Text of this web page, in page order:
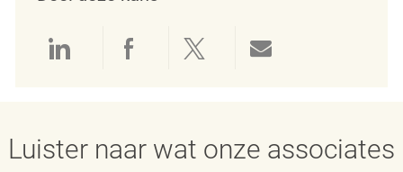
Delen via LinkedIn
Delen via Facebook
Delen via twitter
Luister naar wat onze associates